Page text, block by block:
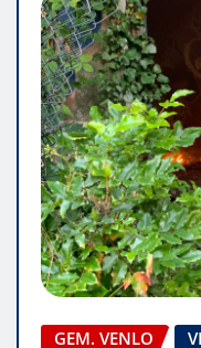
GEM. VENLO